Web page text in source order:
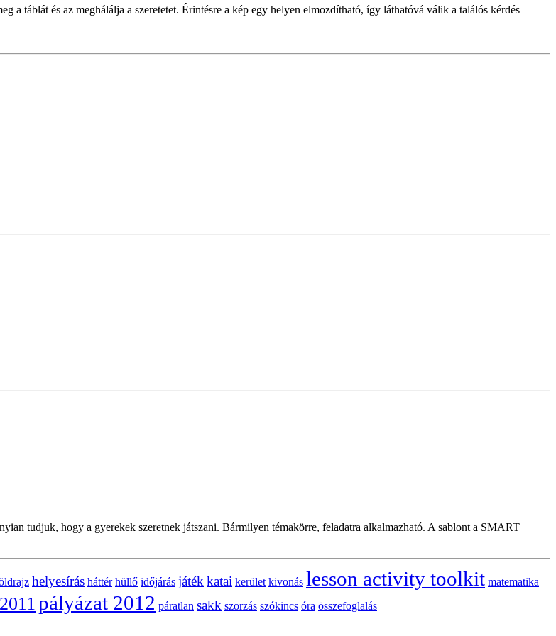
a táblát és az meghálálja a szeretetet. Érintésre a kép egy helyen elmozdítható, így láthatóvá válik a találós kérdés
tudjuk, hogy a gyerekek szeretnek játszani. Bármilyen témakörre, feladatra alkalmazható. A sablont a SMART
helyesírás háttér hüllő időjárás játékkatai kerület kivonás lesson activity toolkit matematika
pályázat 2012 páratlan sakk szorzás szókincs óra összefoglalás